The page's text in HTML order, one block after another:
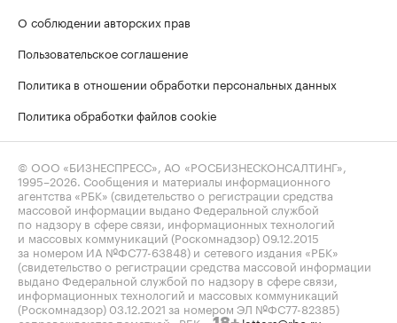
О соблюдении авторских прав
Пользовательское соглашение
Политика в отношении обработки персональных данных
Политика обработки файлов cookie
© ООО «БИЗНЕСПРЕСС», АО «РОСБИЗНЕСКОНСАЛТИНГ»,
1995–2026 . Сообщения и материалы информационного
агентства «РБК» (свидетельство о регистрации средства
массовой информации выдано Федеральной службой
по надзору в сфере связи, информационных технологий
и массовых коммуникаций (Роскомнадзор) 09.12.2015
за номером ИА №ФС77-63848) и сетевого издания «РБК»
(свидетельство о регистрации средства массовой информации
выдано Федеральной службой по надзору в сфере связи,
информационных технологий и массовых коммуникаций
(Роскомнадзор) 03.12.2021 за номером ЭЛ №ФС77-82385)